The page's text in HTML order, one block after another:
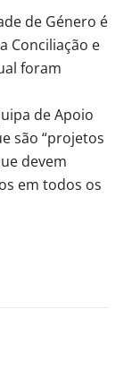
de Género é
Conciliação e
foram
de Apoio
são “projetos
devem
em todos os